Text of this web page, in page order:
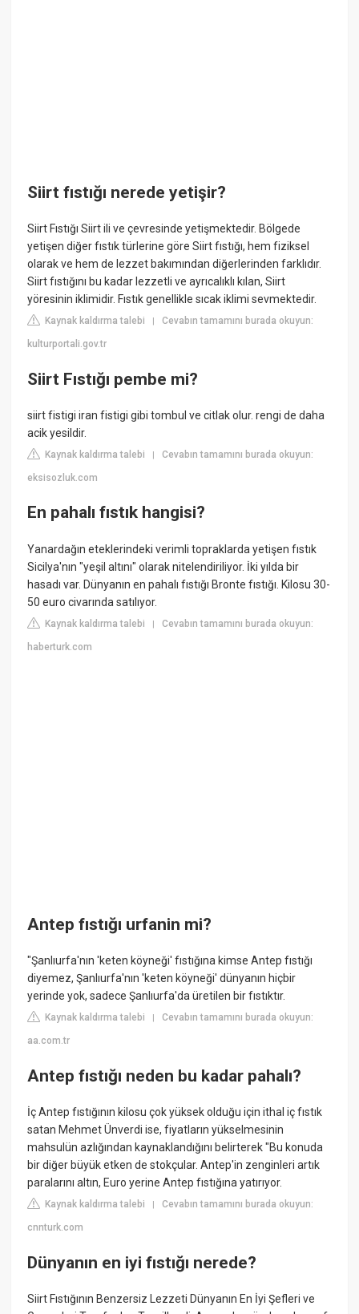
Siirt fıstığı nerede yetişir?
Siirt Fıstığı Siirt ili ve çevresinde yetişmektedir. Bölgede
yetişen diğer fıstık türlerine göre Siirt fıstığı, hem fiziksel
olarak ve hem de lezzet bakımından diğerlerinden farklıdır.
Siirt fıstığını bu kadar lezzetli ve ayrıcalıklı kılan, Siirt
yöresinin iklimidir. Fıstık genellikle sıcak iklimi sevmektedir.
Kaynak kaldırma talebi |Cevabın tamamını burada okuyun:
kulturportali.gov.tr
Siirt Fıstığı pembe mi?
siirt fistigi iran fistigi gibi tombul ve citlak olur. rengi de daha
acik yesildir.
Kaynak kaldırma talebi |Cevabın tamamını burada okuyun:
eksisozluk.com
En pahalı fıstık hangisi?
Yanardağın eteklerindeki verimli topraklarda yetişen fıstık
Sicilya'nın "yeşil altını" olarak nitelendiriliyor. İki yılda bir
hasadı var. Dünyanın en pahalı fıstığı Bronte fıstığı. Kilosu 30-
50 euro civarında satılıyor.
Kaynak kaldırma talebi |Cevabın tamamını burada okuyun:
haberturk.com
Antep fıstığı urfanin mi?
"Şanlıurfa'nın 'keten köyneği' fıstığına kimse Antep fıstığı
diyemez, Şanlıurfa'nın 'keten köyneği' dünyanın hiçbir
yerinde yok, sadece Şanlıurfa'da üretilen bir fıstıktır.
Kaynak kaldırma talebi |Cevabın tamamını burada okuyun:
aa.com.tr
Antep fıstığı neden bu kadar pahalı?
İç Antep fıstığının kilosu çok yüksek olduğu için ithal iç fıstık
satan Mehmet Ünverdi ise, fiyatların yükselmesinin
mahsulün azlığından kaynaklandığını belirterek "Bu konuda
bir diğer büyük etken de stokçular. Antep'in zenginleri artık
paralarını altın, Euro yerine Antep fıstığına yatırıyor.
Kaynak kaldırma talebi |Cevabın tamamını burada okuyun:
cnnturk.com
Dünyanın en iyi fıstığı nerede?
Siirt Fıstığının Benzersiz Lezzeti Dünyanın En İyi Şefleri ve